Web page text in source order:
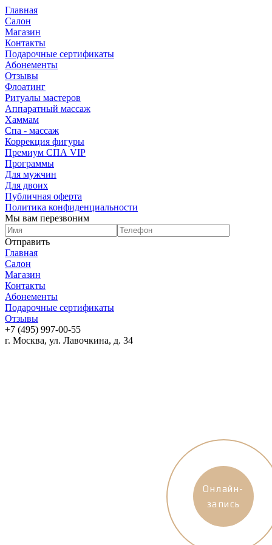
Главная
Салон
Магазин
Контакты
Подарочные сертификаты
Абонементы
Отзывы
Флоатинг
Ритуалы мастеров
Аппаратный массаж
Хаммам
Спа - массаж
Коррекция фигуры
Премиум СПА VIP
Программы
Для мужчин
Для двоих
Публичная оферта
Политика конфиденциальности
Мы вам перезвоним
Отправить
Главная
Салон
Магазин
Контакты
Абонементы
Подарочные сертификаты
Отзывы
+7 (495) 997-00-55
г. Москва, ул. Лавочкина, д. 34
Онлайн-
запись